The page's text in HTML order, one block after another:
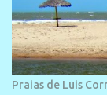
Praias de Luis